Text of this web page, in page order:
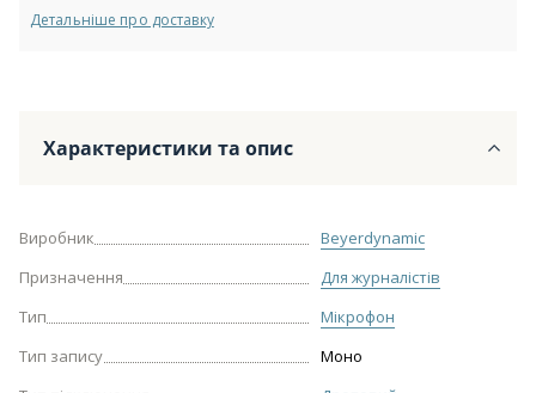
Детальніше про доставку
Характеристики та опис
Виробник
Beyerdynamic
Призначення
Для журналістів
Тип
Мікрофон
Тип запису
Моно